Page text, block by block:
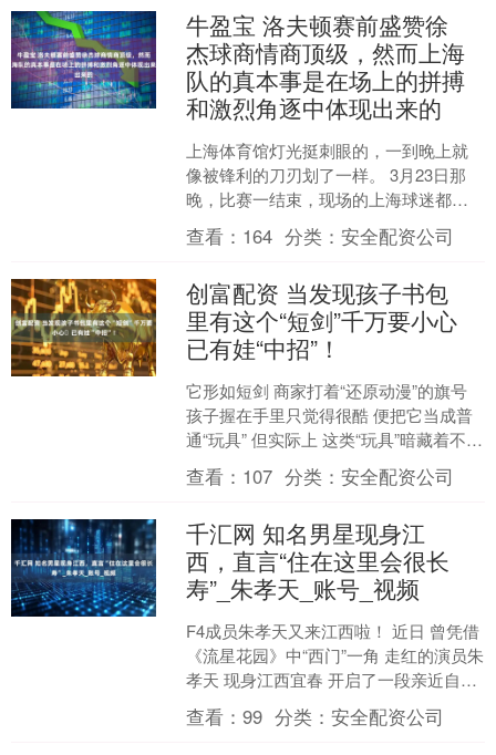
牛盈宝 洛夫顿赛前盛赞徐
杰球商情商顶级，然而上海
队的真本事是在场上的拼搏
和激烈角逐中体现出来的
上海体育馆灯光挺刺眼的，一到晚上就
像被锋利的刀刃划了一样。 3月23日那
晚，比赛一结束，现场的上海球迷都站
起来了，挥舞着大旗，喊着“十连胜”的口
号，场面特别热烈....
查看： 164 分类：安全配资公司
创富配资 当发现孩子书包
里有这个“短剑”千万要小心️
已有娃“中招”！
它形如短剑 商家打着“还原动漫”的旗号
孩子握在手里只觉得很酷 便把它当成普
通“玩具” 但实际上 这类“玩具”暗藏着不小
安全隐患 稍不留神 就可能牢牢“长”在
孩....
查看： 107 分类：安全配资公司
千汇网 知名男星现身江
西，直言“住在这里会很长
寿”_朱孝天_账号_视频
F4成员朱孝天又来江西啦！ 近日 曾凭借
《流星花园》中“西门”一角 走红的演员朱
孝天 现身江西宜春 开启了一段亲近自然
的惬意之旅 并在其抖音账号上发布了 一
段在....
查看：99 分类：安全配资公司